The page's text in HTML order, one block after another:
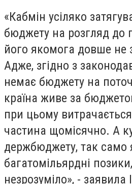
«Кабмін усіляко
бюджету на розгляд до
його якомога довше не
Адже, згідно з
немає бюджету на
країна живе за
при цьому
частина щомісячно. А
держбюджету, так само
багатомільярдні
незрозуміло», - заявила